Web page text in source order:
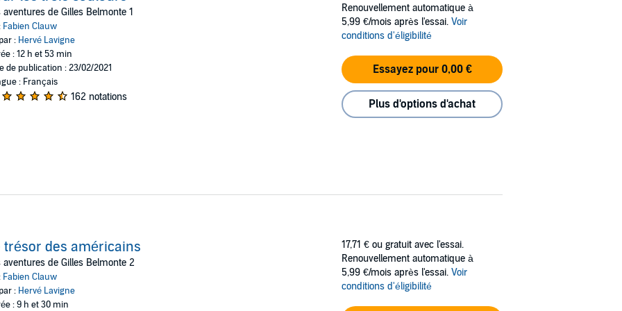
trépidante. La saga s'enrichit d’une intrigue romantique subtile qui n’empiète jamais sur l’action et apporte son lot
Fabien Clauw s’approprie avec brio un genre littéraire typiquement anglais, rendant parfaitement l’ambiance iodée de
Révolution. À la croisée des romans historiques et de la fiction romantique, les aventures du Capitaine
tensions entre la France et l’Angleterre de l’époque et leurs répercussions sur les marins.
narrations de nombreuses œuvres cultes de Maxime Chattam, assure la lecture de l’adaptation en livre audio de
aventures de Gilles Belmonte 1
Fabien Clauw
: Hervé Lavigne
: 12 h et 53 min
de publication : 23/02/2021
: Français
162 notations
Renouvellement automatique à
5,99 €/mois après l'essai. Voir
conditions d'éligibilité
Essayez pour 0,00 €
Plus d'options d'achat
trésor des américains
aventures de Gilles Belmonte 2
Fabien Clauw
: Hervé Lavigne
: 9 h et 30 min
17,71 € ou gratuit avec l'essai.
Renouvellement automatique à
5,99 €/mois après l'essai. Voir
conditions d'éligibilité